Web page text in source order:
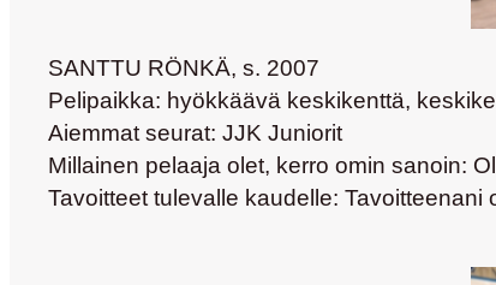
SANTTU RÖNKÄ, s. 2007
Pelipaikka: hyökkäävä keskikenttä,
Aiemmat seurat: JJK Juniorit
Millainen pelaaja olet, kerro omin sanoin:
Tavoitteet tulevalle kaudelle: Tavoitteenani